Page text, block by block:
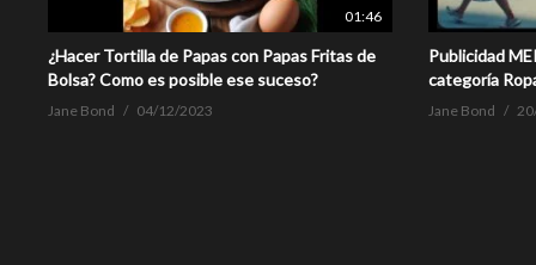
01:46
¿Hacer Tortilla de Papas con Papas Fritas de
Bolsa? Como es posible ese suceso?
Jane Bond 04/12/2023
Publicidad
categoría
Jane Bond